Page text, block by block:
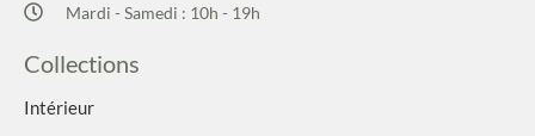
Mardi - Samedi : 10h - 19h
Collections
Intérieur